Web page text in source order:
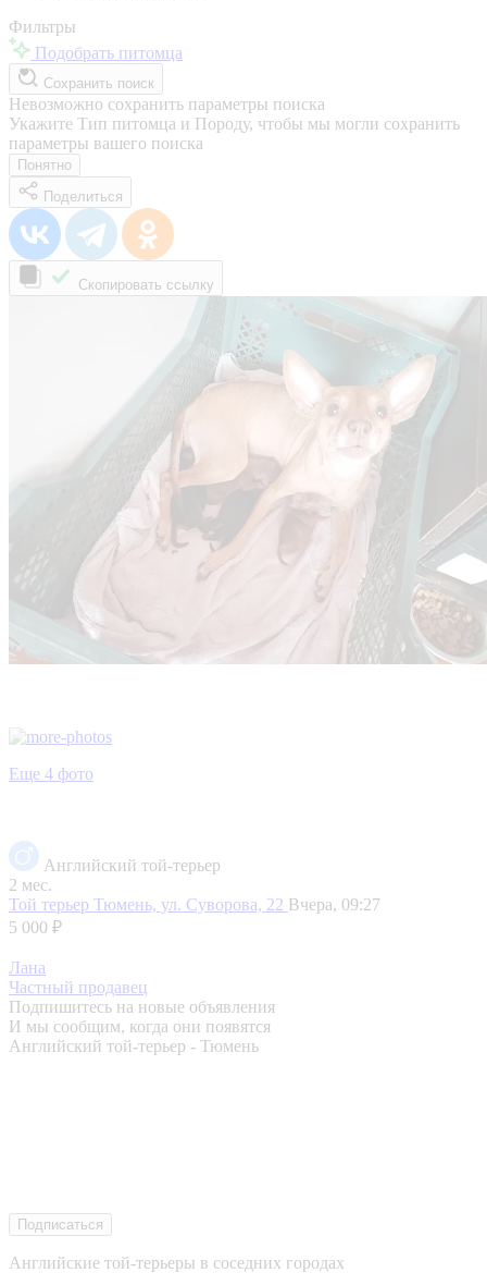
Фильтры
Подобрать питомца
Сохранить поиск
Невозможно сохранить параметры поиска
Укажите Тип питомца и Породу, чтобы мы могли сохранить
параметры вашего поиска
Понятно
Поделиться
Скопировать ссылку
Еще 4 фото
Английский той-терьер
2 мес.
Той терьер Тюмень, ул. Суворова, 22 Вчера, 09:27
5 000 ₽
Лана
Частный продавец
Подпишитесь на новые объявления
И мы сообщим, когда они появятся
Английский той-терьер - Тюмень
Подписаться
Английские той-терьеры в соседних городах